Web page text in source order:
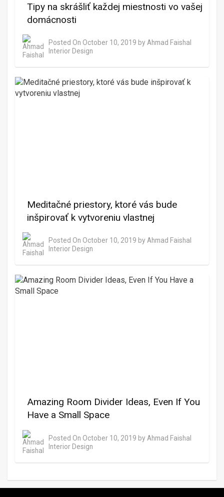
Tipy na skrášliť každej miestnosti vo vašej
domácnosti
Posted On October 10, 2019 by Ahmad Faishal
Interior Design
Meditačné priestory, ktoré vás bude
inšpirovať k vytvoreniu vlastnej
Posted On October 10, 2019 by Ahmad Faishal
Interior Design
Amazing Room Divider Ideas, Even If You
Have a Small Space
Posted On October 10, 2019 by Ahmad Faishal
Interior Design